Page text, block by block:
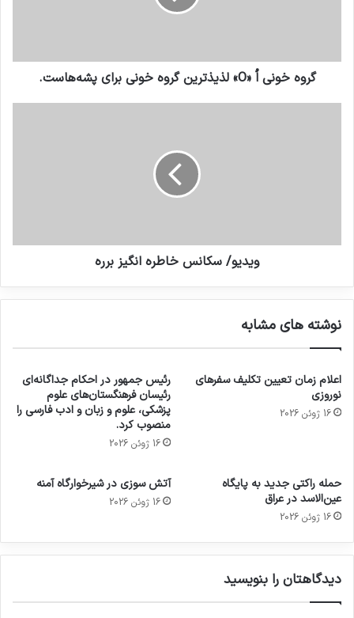
گروه خونی اُ «O» لذیذترین گروه خونی برای پشه‌هاست‌.
ویدیو/ سکانس خاطره انگیز برره
نوشته های مشابه
اعلام زمان تعیین تکلیف سفرهای
نوروزی
16 ژوئن 2026
رئیس جمهور در احکام جداگانه‌ای
رئیسان فرهنگستان‌های علوم
پزشکی، علوم و زبان و ادب فارسی را
منصوب کرد.
16 ژوئن 2026
حمله راکتی جدید به پایگاه
عین‌الاسد در عراق
16 ژوئن 2026
آتش سوزی در شیرخوارگاه آمنه
16 ژوئن 2026
دیدگاهتان را بنویسید